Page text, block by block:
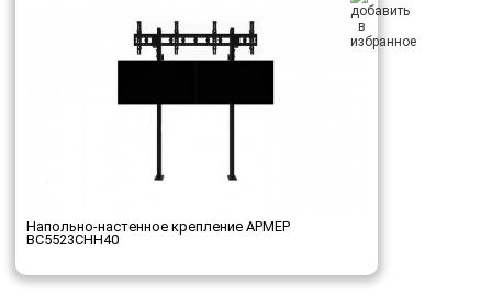
Напольно-настенное крепление АРМЕР
ВС5523СНН40